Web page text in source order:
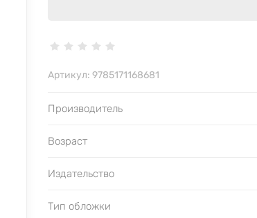
Артикул: 9785171168681
Производитель
Возраст
Издательство
Тип обложки